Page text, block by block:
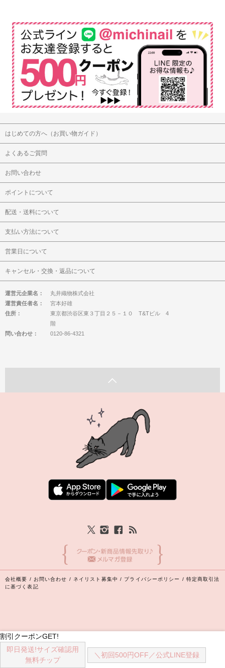
割引クーポンGET!
即日発送!サイズ確認用
無料チップ
＼初回500円OFF／公式LINE登録
はじめての方へ（お買い物ガイド）
よくあるご質問
お問い合わせ
ポイントについて
配送・送料について
支払い方法について
営業日について
キャンセル・交換・返品について
運営元企業名：
丸井織物株式会社
運営責任者名：
宮本好雄
住所：
東京都渋谷区東３丁目２５－１０ T&Tビル 4
階
問い合わせ：
0120-86-4321
会社概要 / お問い合わせ / ネイリスト募集中 / プライバシーポリシー / 特定商取引法
に基づく表記
Copyright (C) 2026 丸井織物株式会社 All Rights Reserved.